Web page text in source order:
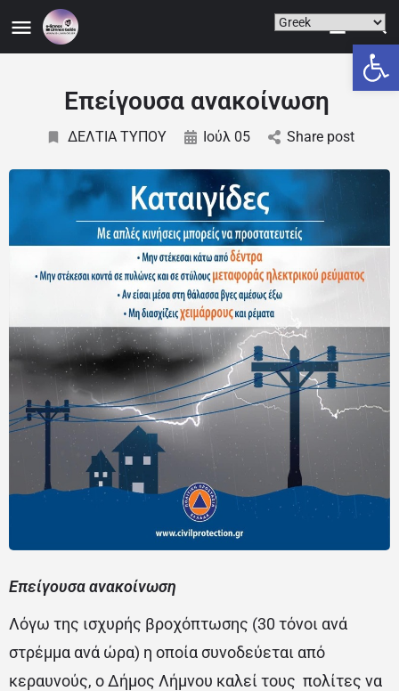
Επείγουσα ανακοίνωση
ΔΕΛΤΙΑ ΤΥΠΟΥ Ιούλ 05 Share post
Επείγουσα ανακοίνωση
Λόγω της ισχυρής βροχόπτωσης (30 τόνοι ανά
στρέμμα ανά ώρα) η οποία συνοδεύεται από
κεραυνούς, ο Δήμος Λήμνου καλεί τους πολίτες να